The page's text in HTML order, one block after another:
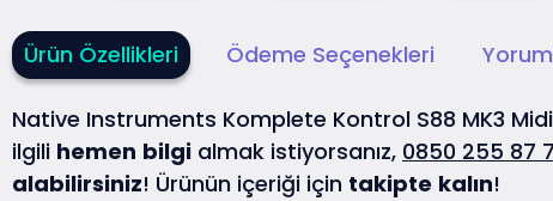
Ürün Özellikleri Ödeme Seçenekleri
Native Instruments Komplete Kontrol S88 MK3
ilgili hemen bilgi almak istiyorsanız, 0850 255 87
alabilirsiniz! Ürünün içeriği için takipte kalın!